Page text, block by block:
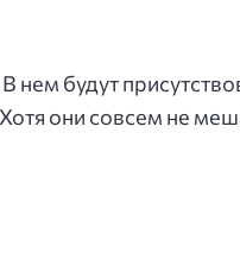
будут
они совсем не